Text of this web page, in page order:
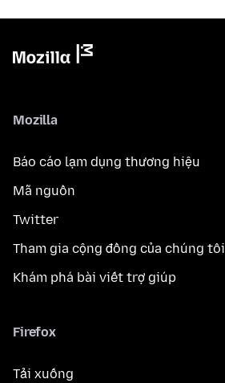
Mozilla
Báo cáo lạm dụng thương hiệu
Mã nguồn
Twitter
Tham gia cộng đồng của chúng tôi
Khám phá bài viết trợ giúp
Firefox
Tải xuống